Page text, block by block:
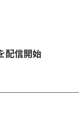
配信開始